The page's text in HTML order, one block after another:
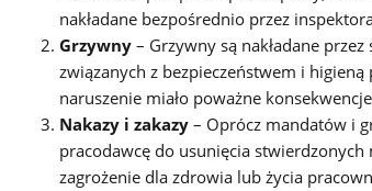
nakładane bezpośrednio przez
Grzywny – Grzywny są nakładane
związanych z bezpieczeństwem i
naruszenie miało poważne
Nakazy i zakazy – Oprócz mandatów i
pracodawcę do usunięcia
zagrożenie dla zdrowia lub życia